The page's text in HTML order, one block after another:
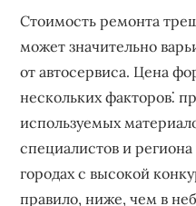
Стоимость ремонта
может значительно
от автосервиса. Цена
нескольких факторов⁚
используемых
специалистов и
городах с высокой
правило‚ ниже‚ чем в